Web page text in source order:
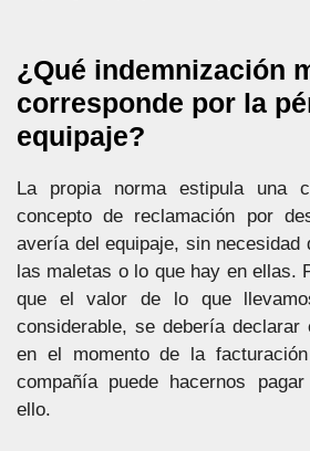
¿Qué indemnización
corresponde por la
equipaje?
La propia norma estipula una
concepto de reclamación por
avería del equipaje, sin necesidad
las maletas o lo que hay en ellas.
que el valor de lo que
considerable, se debería declarar
en el momento de la
compañía puede hacernos
ello.